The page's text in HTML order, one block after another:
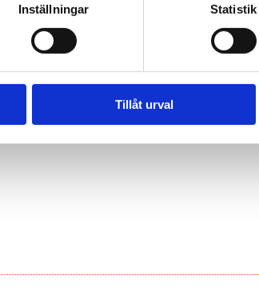
Inställningar Statistik
Tillåt urval